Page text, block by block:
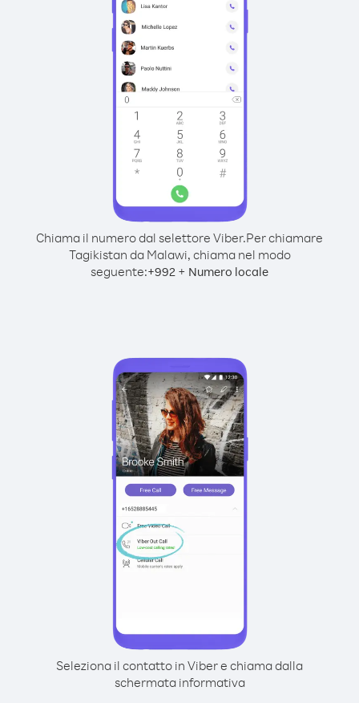
Chiama il numero dal selettore Viber.Per chiamare
Tagikistan da Malawi, chiama nel modo
seguente:+992 + Numero locale
Seleziona il contatto in Viber e chiama dalla
schermata informativa